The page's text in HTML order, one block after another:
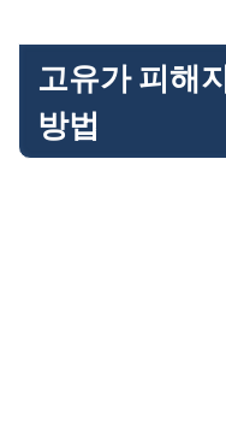
고유가 피해
방법